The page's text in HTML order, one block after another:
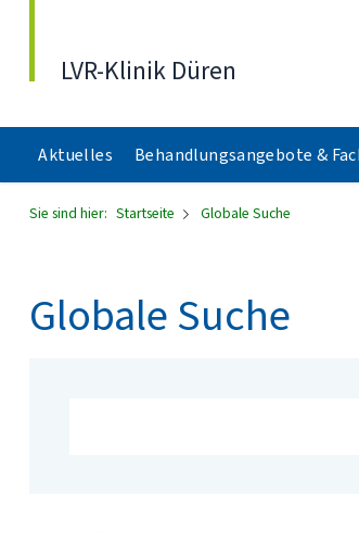
LVR-Klinik Düren
Aktuelles Behandlungsangebote &
Sie sind hier: Startseite Globale Suche
Globale Suche